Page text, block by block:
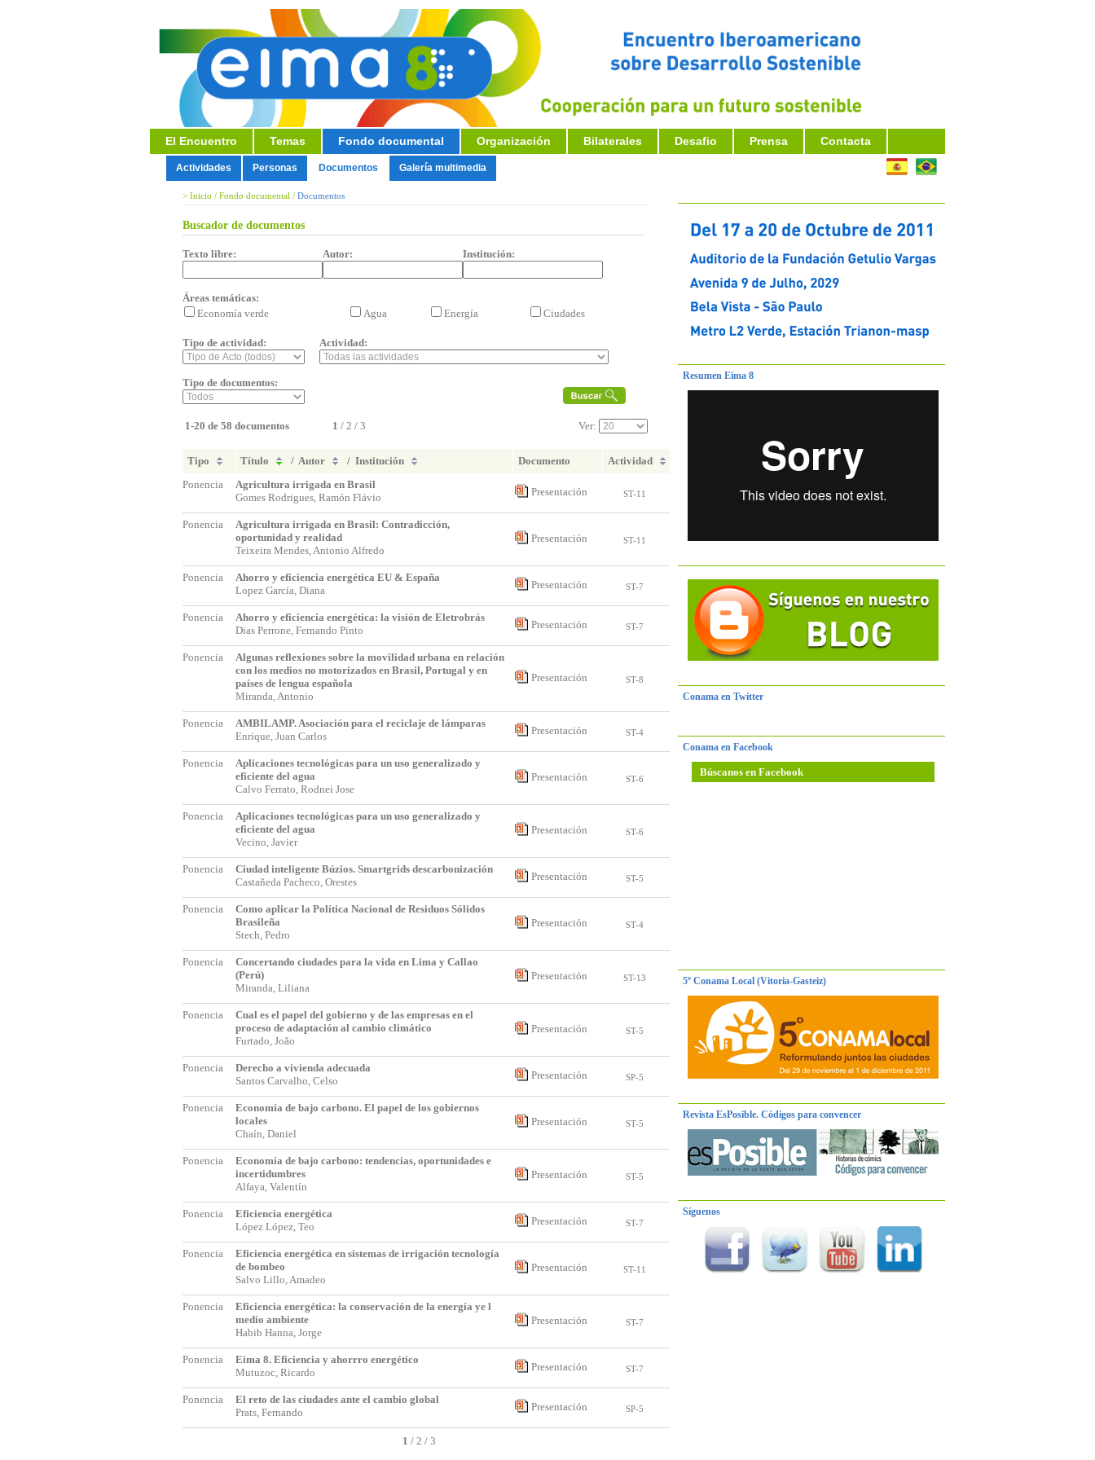
El Encuentro Temas Fondo documental Organización Bilaterales Desafio Prensa Contacta
Actividades Personas Documentos Galería multimedia
Resumen Eima 8
Conama en Twitter
Conama en Facebook
Búscanos en Facebook
5º Conama Local (Vitoria-Gasteiz)
Revista EsPosible. Códigos para convencer
Síguenos
> Inicio / Fondo documental / Documentos
Buscador de documentos
Texto libre: Autor: Institución:
Áreas temáticas:
Economía verde
Agua Energía Ciudades
Tipo de actividad: Actividad:
Tipo de documentos:
1-20 de 58 documentos 1 / 2 / 3 Ver:
Tipo Título / Autor / Institución Documento
Actividad
Ponencia
Agricultura irrigada en Brasil
Gomes Rodrigues, Ramón Flávio
Presentación ST-11
Ponencia
Agricultura irrigada en Brasil: Contradicción,
oportunidad y realidad
Teixeira Mendes, Antonio Alfredo
Presentación ST-11
Ponencia
Ahorro y eficiencia energética EU & España
Lopez García, Diana
Presentación ST-7
Ponencia
Ahorro y eficiencia energética: la visión de Eletrobrás
Dias Perrone, Fernando Pinto
Presentación ST-7
Ponencia
Algunas reflexiones sobre la movilidad urbana en relación
con los medios no motorizados en Brasil, Portugal y en
países de lengua española
Miranda, Antonio
Presentación ST-8
Ponencia
AMBILAMP. Asociación para el reciclaje de lámparas
Enrique, Juan Carlos
Presentación ST-4
Ponencia
Aplicaciones tecnológicas para un uso generalizado y
eficiente del agua
Calvo Ferrato, Rodnei Jose
Presentación ST-6
Ponencia
Aplicaciones tecnológicas para un uso generalizado y
eficiente del agua
Vecino, Javier
Presentación ST-6
Ponencia
Ciudad inteligente Búzios. Smartgrids descarbonización
Castañeda Pacheco, Orestes
Presentación ST-5
Ponencia
Como aplicar la Política Nacional de Residuos Sólidos
Brasileña
Stech, Pedro
Presentación ST-4
Ponencia
Concertando ciudades para la vida en Lima y Callao
(Perú)
Miranda, Liliana
Presentación ST-13
Ponencia
Cual es el papel del gobierno y de las empresas en el
proceso de adaptación al cambio climático
Furtado, João
Presentación ST-5
Ponencia
Derecho a vivienda adecuada
Santos Carvalho, Celso
Presentación SP-5
Ponencia
Economía de bajo carbono. El papel de los gobiernos
locales
Chaín, Daniel
Presentación ST-5
Ponencia
Economía de bajo carbono: tendencias, oportunidades e
incertidumbres
Alfaya, Valentín
Presentación ST-5
Ponencia
Eficiencia energética
López López, Teo
Presentación ST-7
Ponencia
Eficiencia energética en sistemas de irrigación tecnología
de bombeo
Salvo Lillo, Amadeo
Presentación ST-11
Ponencia
Eficiencia energética: la conservación de la energía ye l
medio ambiente
Habib Hanna, Jorge
Presentación ST-7
Ponencia
Eima 8. Eficiencia y ahorrro energético
Mutuzoc, Ricardo
Presentación ST-7
Ponencia
El reto de las ciudades ante el cambio global
Prats, Fernando
Presentación SP-5
1 / 2 / 3